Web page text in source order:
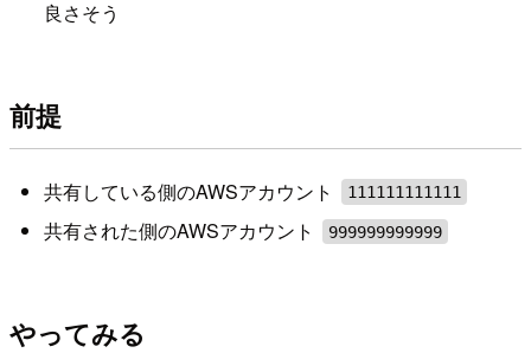
良さそう
前提
共有している側のAWSアカウント 111111111111
共有された側のAWSアカウント 999999999999
やってみる